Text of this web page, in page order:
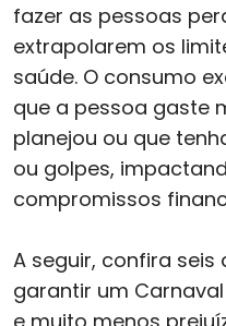
fazer as pessoas
extrapolarem os
saúde. O consumo
que a pessoa gaste
planejou ou que
ou golpes,
compromissos
A seguir, confira
garantir um